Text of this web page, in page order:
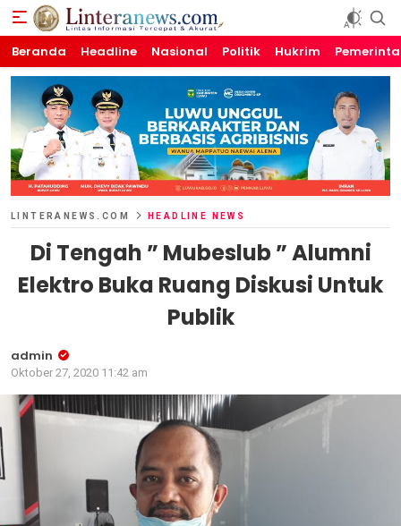
Linteranews.com
Lintas Informasi Tercepat dan Akurat
Beranda Headline Nasional Politik Hukrim
LINTERANEWS.COM HEADLINE NEWS
Di Tengah ” Mubeslub ” Alumni
Elektro Buka Ruang Diskusi Untuk
Publik
admin
Oktober 27, 2020 11:42 am